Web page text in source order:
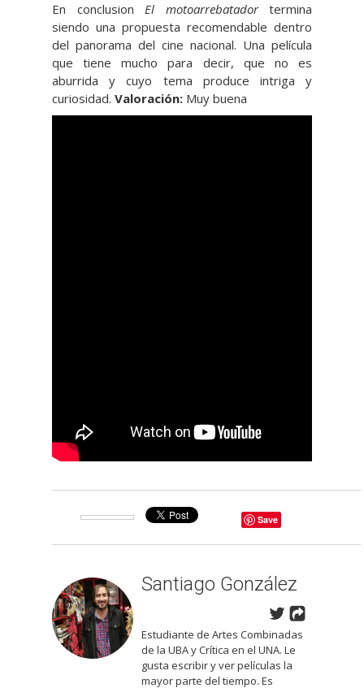
En conclusion El motoarrebatadortermina
siendo una propuesta recomendable dentro
del panorama del cine nacional. Una película
que tiene mucho para decir, que no es
aburrida y cuyo tema produce intriga y
curiosidad. Valoración: Muy buena
Save
Santiago González
Estudiante de Artes Combinadas
de la UBA y Crítica en el UNA. Le
gusta escribir y ver películas la
mayor parte del tiempo. Es